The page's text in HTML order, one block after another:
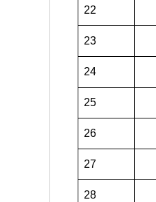
22
23
24
25
26
27
28